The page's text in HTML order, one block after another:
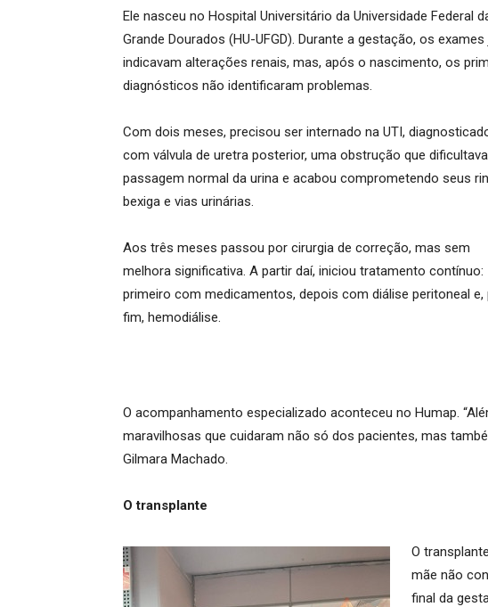
Ele nasceu no Hospital Universitário da Universidade Federal
Grande Dourados (HU-UFGD). Durante a gestação, os exames
indicavam alterações renais, mas, após o nascimento, os
diagnósticos não identificaram problemas.
Com dois meses, precisou ser internado na UTI,
com válvula de uretra posterior, uma obstrução que
passagem normal da urina e acabou comprometendo seus
bexiga e vias urinárias.
Aos três meses passou por cirurgia de correção, mas sem
melhora significativa. A partir daí, iniciou tratamento contínuo:
primeiro com medicamentos, depois com diálise peritoneal e,
fim, hemodiálise.
O acompanhamento especializado aconteceu no Humap.
maravilhosas que cuidaram não só dos pacientes, mas
Gilmara Machado.
O transplante
O
mãe não
final da